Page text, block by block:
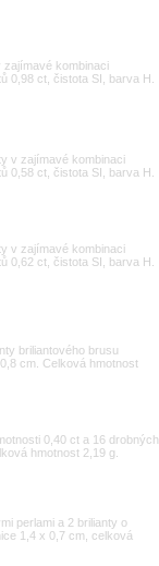
zajímavé kombinaci
0,98 ct, čistota SI, barva H.
v zajímavé kombinaci
0,58 ct, čistota SI, barva H.
v zajímavé kombinaci
0,62 ct, čistota SI, barva H.
briliantového brusu
cm. Celková hmotnost
0,40 ct a 16 drobných
hmotnost 2,19 g.
perlami a 2 brilianty o
1,4 x 0,7 cm, celková